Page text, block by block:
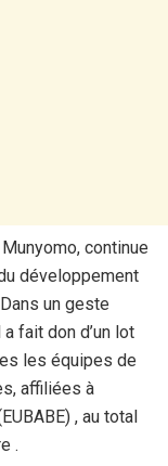
continue
développement
un geste
fait don d’un lot
les équipes de
affiliées à
, au total
.